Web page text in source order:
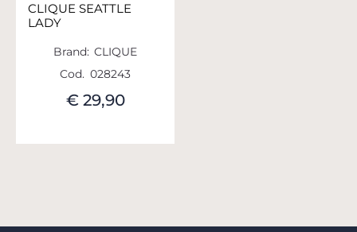
CLIQUE SEATTLE
LADY
Brand: CLIQUE
Cod. 028243
€ 29,90